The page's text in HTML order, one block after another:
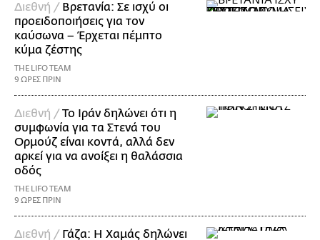
Διεθνή / Βρετανία: Σε ισχύ οι
προειδοποιήσεις για τον
καύσωνα – Έρχεται πέμπτο
κύμα ζέστης
THE LIFO TEAM
9 ΩΡΕΣ ΠΡΙΝ
Διεθνή / Το Ιράν δηλώνει ότι η
συμφωνία για τα Στενά του
Ορμούζ είναι κοντά, αλλά δεν
αρκεί για να ανοίξει η θαλάσσια
οδός
THE LIFO TEAM
9 ΩΡΕΣ ΠΡΙΝ
Διεθνή / Γάζα: Η Χαμάς δηλώνει